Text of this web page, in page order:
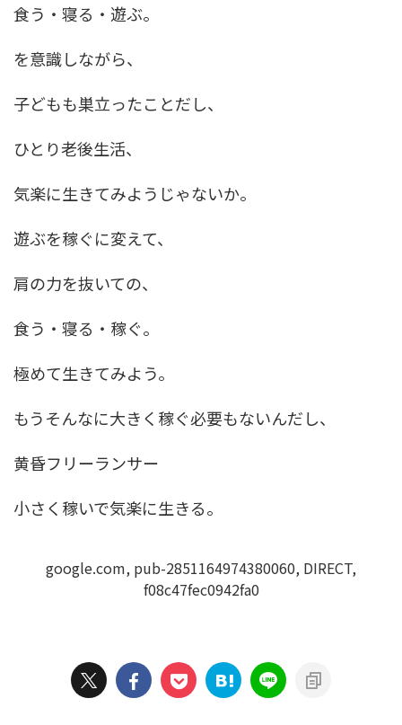
食う・寝る・遊ぶ。
を意識しながら、
子どもも巣立ったことだし、
ひとり老後生活、
気楽に生きてみようじゃないか。
遊ぶを稼ぐに変えて、
肩の力を抜いての、
食う・寝る・稼ぐ。
極めて生きてみよう。
もうそんなに大きく稼ぐ必要もないんだし、
黄昏フリーランサー
小さく稼いで気楽に生きる。
google.com, pub-2851164974380060, DIRECT,
f08c47fec0942fa0